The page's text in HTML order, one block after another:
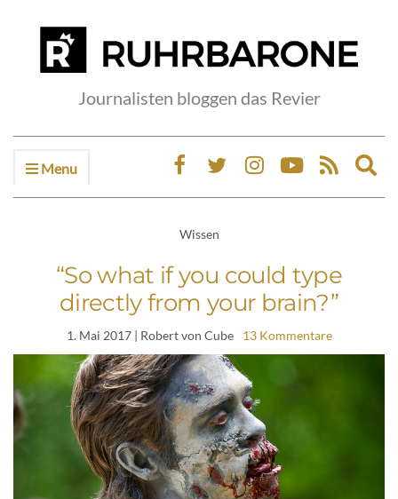
Journalisten bloggen das Revier
Menu
Wissen
“So what if you could type
directly from your brain?”
1. Mai 2017| Robert von Cube 13 Kommentare